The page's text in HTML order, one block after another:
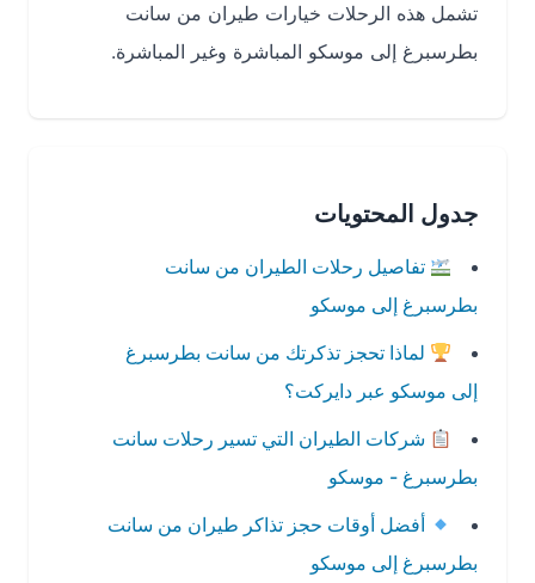
تشمل هذه الرحلات خيارات طيران من سانت
بطرسبرغ إلى موسكو المباشرة وغير المباشرة.
جدول المحتويات
تفاصيل رحلات الطيران من سانت
بطرسبرغ إلى موسكو
لماذا تحجز تذكرتك من سانت بطرسبرغ
إلى موسكو عبر دايركت؟
شركات الطيران التي تسير رحلات سانت
بطرسبرغ - موسكو
أفضل أوقات حجز تذاكر طيران من سانت
بطرسبرغ إلى موسكو